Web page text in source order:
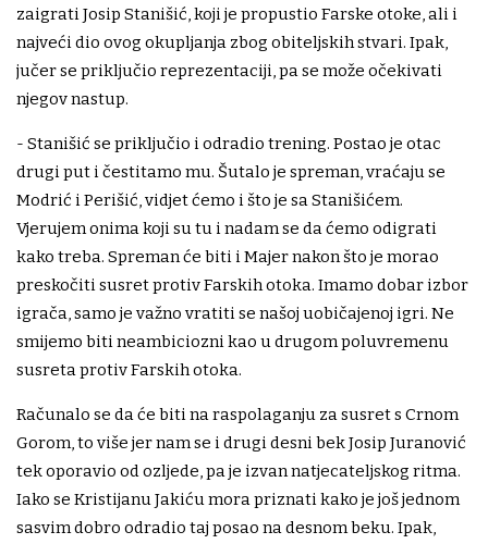
zaigrati Josip Stanišić, koji je propustio Farske otoke, ali i
najveći dio ovog okupljanja zbog obiteljskih stvari. Ipak,
jučer se priključio reprezentaciji, pa se može očekivati
njegov nastup.
- Stanišić se priključio i odradio trening. Postao je otac
drugi put i čestitamo mu. Šutalo je spreman, vraćaju se
Modrić i Perišić, vidjet ćemo i što je sa Stanišićem.
Vjerujem onima koji su tu i nadam se da ćemo odigrati
kako treba. Spreman će biti i Majer nakon što je morao
preskočiti susret protiv Farskih otoka. Imamo dobar izbor
igrača, samo je važno vratiti se našoj uobičajenoj igri. Ne
smijemo biti neambiciozni kao u drugom poluvremenu
susreta protiv Farskih otoka.
Računalo se da će biti na raspolaganju za susret s Crnom
Gorom, to više jer nam se i drugi desni bek Josip Juranović
tek oporavio od ozljede, pa je izvan natjecateljskog ritma.
Iako se Kristijanu Jakiću mora priznati kako je još jednom
sasvim dobro odradio taj posao na desnom beku. Ipak,